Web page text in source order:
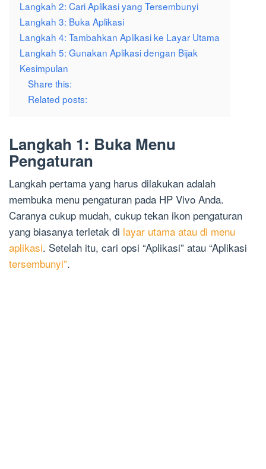
Langkah 2: Cari Aplikasi yang Tersembunyi
Langkah 3: Buka Aplikasi
Langkah 4: Tambahkan Aplikasi ke Layar Utama
Langkah 5: Gunakan Aplikasi dengan Bijak
Kesimpulan
Share this:
Related posts:
Langkah 1: Buka Menu
Pengaturan
Langkah pertama yang harus dilakukan adalah
membuka menu pengaturan pada HP Vivo Anda.
Caranya cukup mudah, cukup tekan ikon pengaturan
yang biasanya terletak di layar utama atau di menu
aplikasi. Setelah itu, cari opsi “Aplikasi” atau “Aplikasi
tersembunyi”.